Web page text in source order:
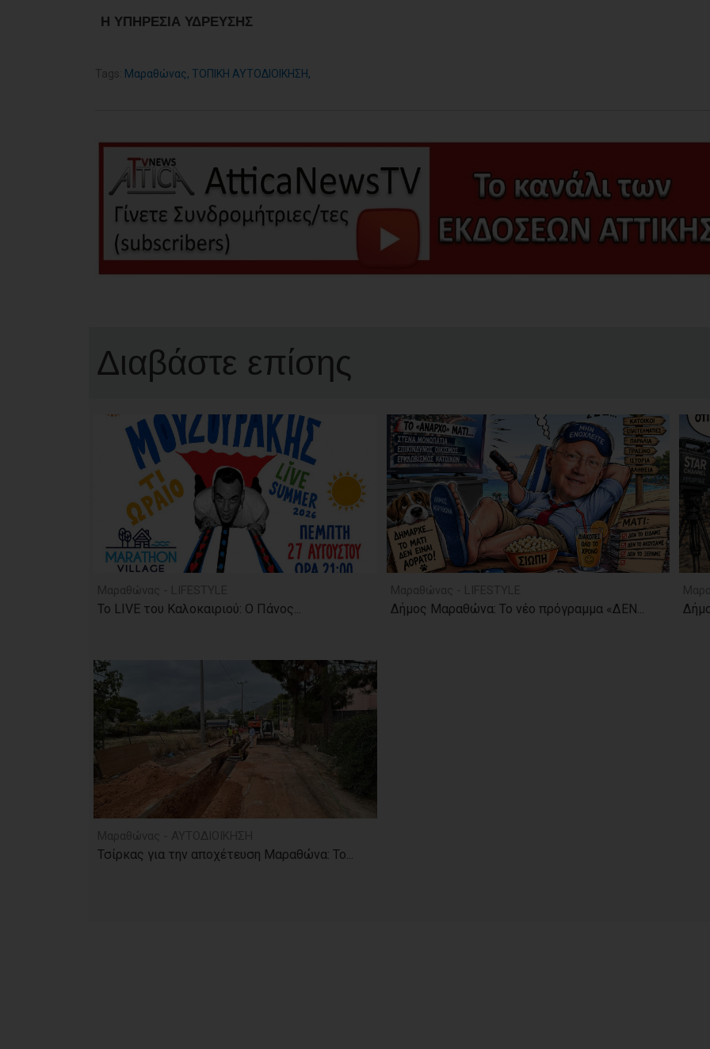
Η ΥΠΗΡΕΣΙΑ ΥΔΡΕΥΣΗΣ
Tags: Μαραθώνας, ΤΟΠΙΚΗ ΑΥΤΟΔΙΟΙΚΗΣΗ,
Διαβάστε επίσης
Το LIVE του Καλοκαιριού: Ο Πάνος... Δήμος Μαραθώνα: Το νέο πρόγραμμα «ΔΕΝ...
Τσίρκας για την αποχέτευση Μαραθώνα: Το...